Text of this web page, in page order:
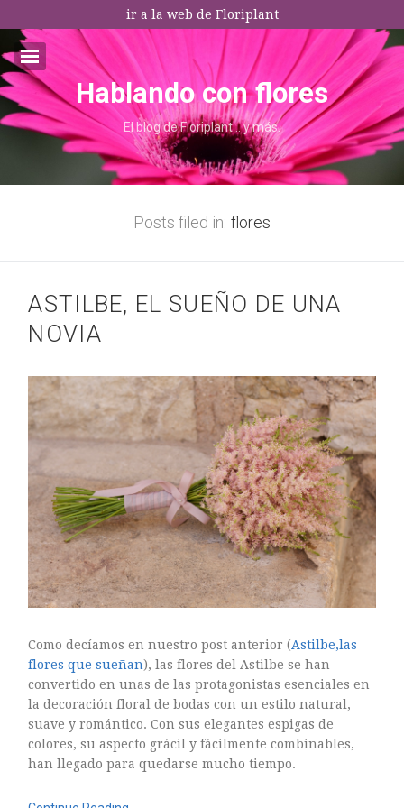
ir a la web de Floriplant
I agree terms and conditions.*
Email:*
ARTE FLORAL
BLOGS
Bodas
CULTIVOS
DECORACION
EXPOSICIONES
flores
FLORISTERÍAS
FOTOGRAFIA
INSTAGRAM
JARDINES
LOS PINTORES Y LAS FLORES
MAESTROS FLORISTAS
MARKETING
PLANTAS
Hablando con flores
El blog de Floriplant… y más.
Posts filed in: flores
ASTILBE, EL SUEÑO DE UNA
NOVIA
Como decíamos en nuestro post anterior (Astilbe,las
flores que sueñan), las flores del Astilbe se han
convertido en unas de las protagonistas esenciales en
la decoración floral de bodas con un estilo natural,
suave y romántico. Con sus elegantes espigas de
colores, su aspecto grácil y fácilmente combinables,
han llegado para quedarse mucho tiempo.